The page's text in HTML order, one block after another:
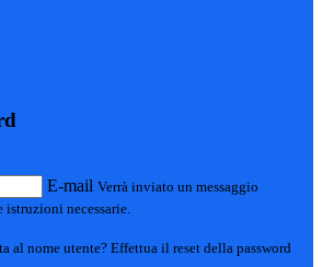
E-mail Verrà inviato un messaggio
necessarie.
al nome utente? Effettua il reset della password